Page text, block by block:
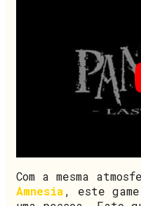
Com a mesma
Amnesia, este